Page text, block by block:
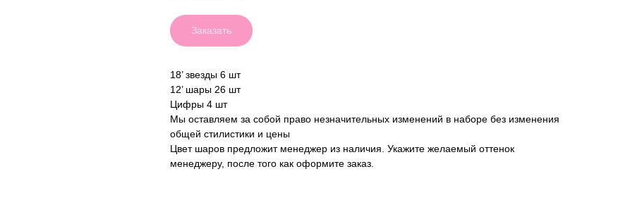
Заказать
18’ звезды 6 шт
12’ шары 26 шт
Цифры 4 шт
Мы оставляем за собой право незначительных изменений в наборе без изменения
общей стилистики и цены
Цвет шаров предложит менеджер из наличия. Укажите желаемый оттенок
менеджеру, после того как оформите заказ.